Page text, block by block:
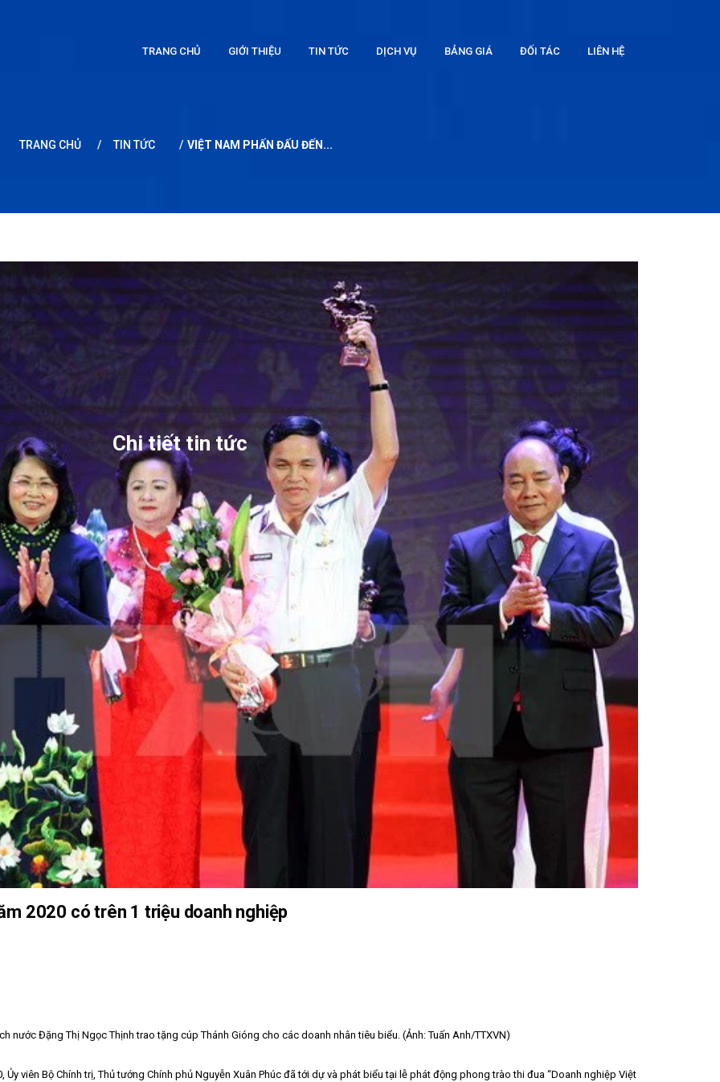
TRANG CHỦ GIỚI THIỆU TIN TỨC DỊCH VỤ BẢNG GIÁ ĐỐI TÁC LIÊN HỆ
TRANG CHỦ / TIN TỨC / VIỆT NAM PHẤN ĐẤU ĐẾN...
Chi tiết tin tức
2020 có trên 1 triệu doanh nghiệp
nước Đặng Thị Ngọc Thịnh trao tặng cúp Thánh Gióng cho các doanh nhân tiêu biểu. (Ảnh: Tuấn Anh/TTXVN)
Ủy viên Bộ Chính trị, Thủ tướng Chính phủ Nguyễn Xuân Phúc đã tới dự và phát biểu tại lễ phát động phong trào thi đua “Doanh nghiệp Việt